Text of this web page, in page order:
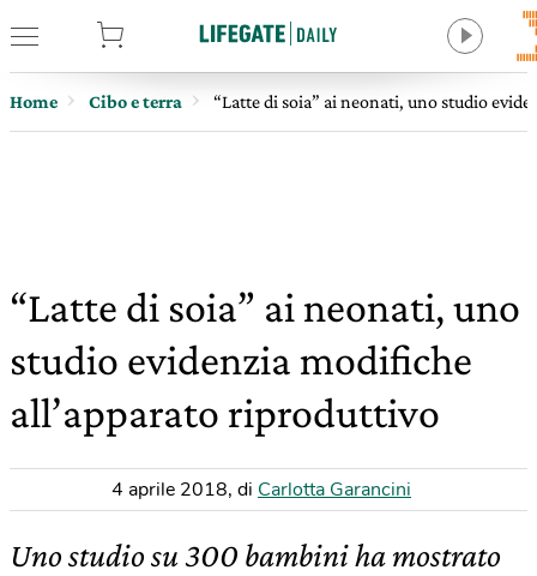
Home Cibo e terra “Latte di soia” ai neonati, uno studio
“Latte di soia” ai neonati, uno
studio evidenzia modifiche
all’apparato riproduttivo
4 aprile 2018, di Carlotta Garancini
Uno studio su 300 bambini ha mostrato